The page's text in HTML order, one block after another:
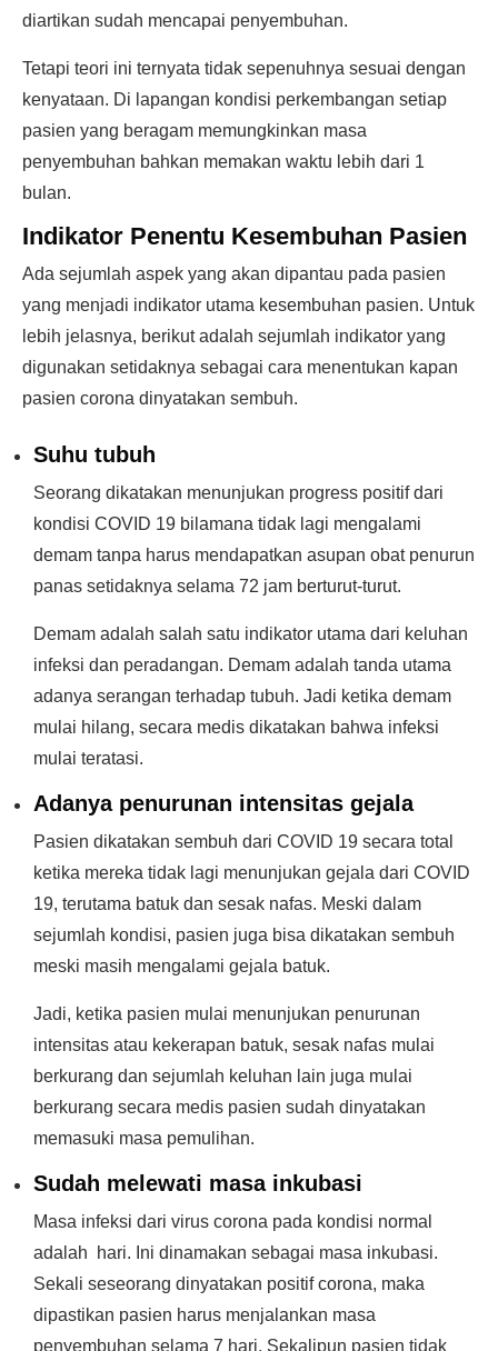
diartikan sudah mencapai penyembuhan.
Tetapi teori ini ternyata tidak sepenuhnya sesuai dengan
kenyataan. Di lapangan kondisi perkembangan setiap
pasien yang beragam memungkinkan masa
penyembuhan bahkan memakan waktu lebih dari 1
bulan.
Indikator Penentu Kesembuhan Pasien
Ada sejumlah aspek yang akan dipantau pada pasien
yang menjadi indikator utama kesembuhan pasien. Untuk
lebih jelasnya, berikut adalah sejumlah indikator yang
digunakan setidaknya sebagai cara menentukan kapan
pasien corona dinyatakan sembuh.
Suhu tubuh
Seorang dikatakan menunjukan progress positif dari
kondisi COVID 19 bilamana tidak lagi mengalami
demam tanpa harus mendapatkan asupan obat penurun
panas setidaknya selama 72 jam berturut-turut.
Demam adalah salah satu indikator utama dari keluhan
infeksi dan peradangan. Demam adalah tanda utama
adanya serangan terhadap tubuh. Jadi ketika demam
mulai hilang, secara medis dikatakan bahwa infeksi
mulai teratasi.
Adanya penurunan intensitas gejala
Pasien dikatakan sembuh dari COVID 19 secara total
ketika mereka tidak lagi menunjukan gejala dari COVID
19, terutama batuk dan sesak nafas. Meski dalam
sejumlah kondisi, pasien juga bisa dikatakan sembuh
meski masih mengalami gejala batuk.
Jadi, ketika pasien mulai menunjukan penurunan
intensitas atau kekerapan batuk, sesak nafas mulai
berkurang dan sejumlah keluhan lain juga mulai
berkurang secara medis pasien sudah dinyatakan
memasuki masa pemulihan.
Sudah melewati masa inkubasi
Masa infeksi dari virus corona pada kondisi normal
adalah hari. Ini dinamakan sebagai masa inkubasi.
Sekali seseorang dinyatakan positif corona, maka
dipastikan pasien harus menjalankan masa
penyembuhan selama 7 hari. Sekalipun pasien tidak